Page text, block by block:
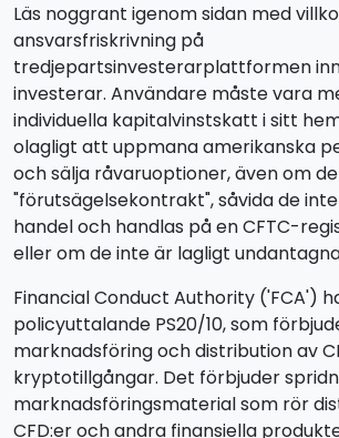
Läs noggrant igenom sidan med
ansvarsfriskrivning på
tredjepartsinvesterarplattformen
investerar. Användare måste vara
individuella kapitalvinstskatt i sitt
olagligt att uppmana amerikanska
och sälja råvaruoptioner, även om
"förutsägelsekontrakt", såvida de
handel och handlas på en CFTC-
eller om de inte är lagligt
Financial Conduct Authority ('FCA')
policyuttalande PS20/10, som
marknadsföring och distribution av
kryptotillgångar. Det förbjuder
marknadsföringsmaterial som rör
CFD:er och andra finansiella